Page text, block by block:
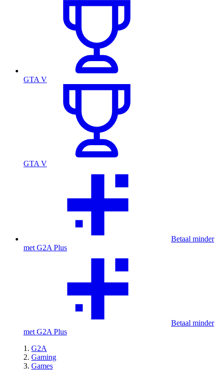
GTA V
GTA V
Betaal minder
met G2A Plus
Betaal minder
met G2A Plus
G2A
Gaming
Games